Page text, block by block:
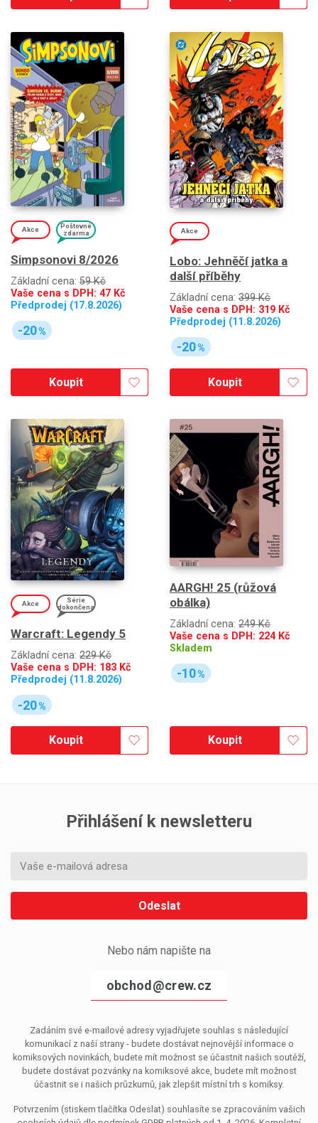
Akce
Poštovné
zdarma
Simpsonovi 8/2026
Základní cena: 59 Kč
Vaše cena s DPH: 47 Kč
Předprodej (17.8.2026)
-20%
Koupit
Akce
Lobo: Jehněčí jatka a
další příběhy
Základní cena: 399 Kč
Vaše cena s DPH: 319 Kč
Předprodej (11.8.2026)
-20%
Koupit
Akce
Série
dokončena
Warcraft: Legendy 5
Základní cena: 229 Kč
Vaše cena s DPH: 183 Kč
Předprodej (11.8.2026)
-20%
Koupit
AARGH! 25 (růžová
obálka)
Základní cena: 249 Kč
Vaše cena s DPH: 224Kč
Skladem
-10%
Koupit
Přihlášení k newsletteru
Odeslat
Nebo nám napište na
obchod@crew.cz
Zadáním své e-mailové adresy vyjadřujete souhlas s následující
komunikací z naší strany - budete dostávat nejnovější informace o
komiksových novinkách, budete mít možnost se účastnit našich soutěží,
budete dostávat pozvánky na komiksové akce, budete mít možnost
účastnit se i našich průzkumů, jak zlepšit místní trh s komiksy.
Potvrzením (stiskem tlačítka Odeslat) souhlasíte se zpracováním vašich